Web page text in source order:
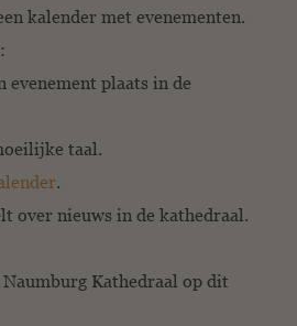
kalender met evenementen.
evenement plaats in de
taal.
.
over nieuws in de kathedraal.
Kathedraal op dit